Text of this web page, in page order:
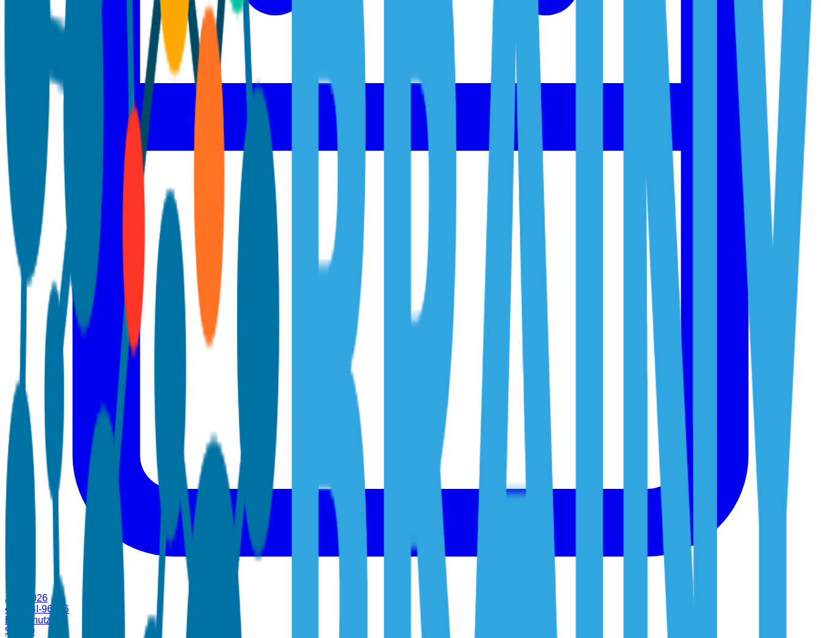
Jan. 2026
•
TBI-96486
Einzelnutzer
$
4,700